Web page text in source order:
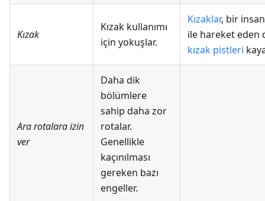
Kızak
Kızak kullanımı
için yokuşlar.
Kızaklar, bir
ile hareket eden
kızak pistleri
Ara rotalara izin
ver
Daha dik
bölümlere
sahip daha zor
rotalar.
Genellikle
kaçınılması
gereken bazı
engeller.